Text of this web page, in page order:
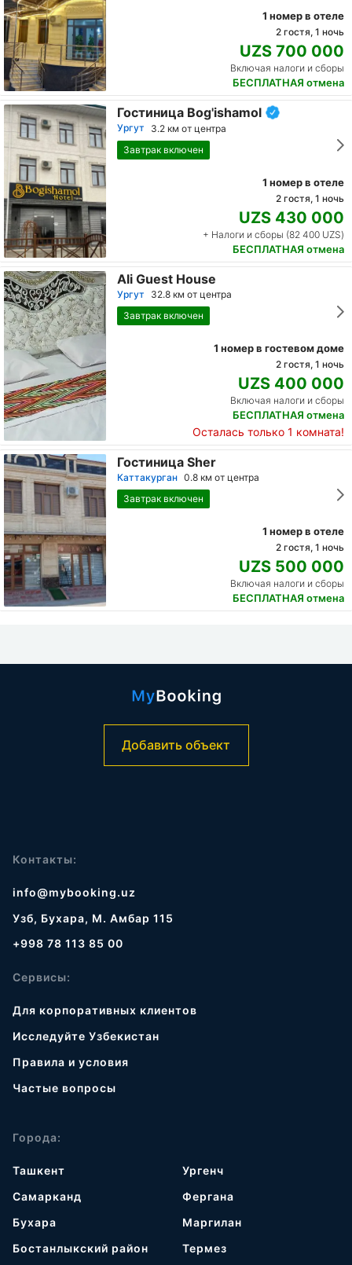
1 номер в отеле
2 гостя, 1 ночь
UZS 700 000
Включая налоги и сборы
БЕСПЛАТНАЯ отмена
Гостиница Bog'ishamol
Ургут
3.2 км от центра
Завтрак включен
1 номер в отеле
2 гостя, 1 ночь
UZS 430 000
+ Налоги и сборы (82 400 UZS)
БЕСПЛАТНАЯ отмена
Ali Guest House
Ургут
32.8 км от центра
Завтрак включен
1 номер в гостевом доме
2 гостя, 1 ночь
UZS 400 000
Включая налоги и сборы
БЕСПЛАТНАЯ отмена
Осталась только 1 комната!
Гостиница Sher
Каттакурган 0.8 км от центра
Завтрак включен
1 номер в отеле
2 гостя, 1 ночь
UZS 500 000
Включая налоги и сборы
БЕСПЛАТНАЯ отмена
Добавить объект
Контакты:
info@mybooking.uz
Узб, Бухара, М. Амбар 115
+998 78 113 85 00
Сервисы:
Для корпоративных клиентов
Исследуйте Узбекистан
Правила и условия
Частые вопросы
Города:
Ташкент
Самарканд
Бухара
Бостанлыкский район
Ургенч
Фергана
Маргилан
Термез